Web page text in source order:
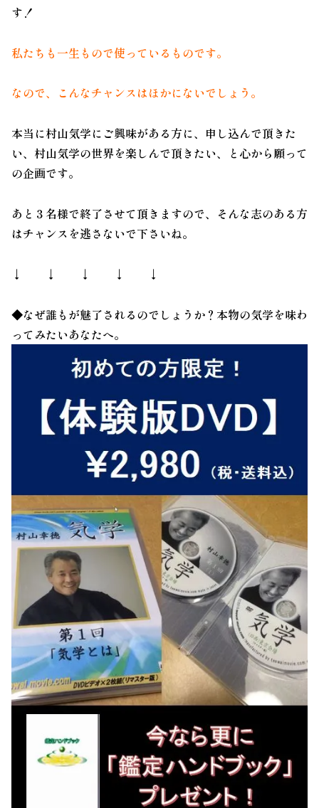
す！
私たちも一生もので使っているものです。
なので、こんなチャンスはほかにないでしょう。
本当に村山気学にご興味がある方に、申し込んで頂きた
い、村山気学の世界を楽しんで頂きたい、と心から願って
の企画です。
あと３名様で終了させて頂きますので、そんな志のある方
はチャンスを逃さないで下さいね。
↓ ↓ ↓ ↓ ↓
◆なぜ誰もが魅了されるのでしょうか？本物の気学を味わ
ってみたいあなたへ。